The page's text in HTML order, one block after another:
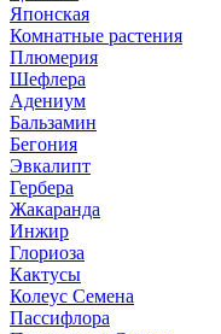
Японская
Комнатные растения
Плюмерия
Шефлера
Адениум
Бальзамин
Бегония
Эвкалипт
Гербера
Жакаранда
Инжир
Глориоза
Кактусы
Колеус Семена
Пассифлора